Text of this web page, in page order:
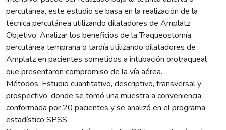
percutánea, este estudio se basa en la realización de la
técnica percutánea utilizando dilatadores de Amplatz.
Objetivo: Analizar los beneficios de la Traqueostomía
percutánea temprana o tardía utilizando dilatadores de
Amplatz en pacientes sometidos a intubación orotraqueal
que presentaron compromiso de la vía aérea.
Métodos: Estudio cuantitativo, descriptivo, transversal y
prospectivo, donde se tomó una muestra a conveniencia
conformada por 20 pacientes y se analizó en el programa
estadístico SPSS.